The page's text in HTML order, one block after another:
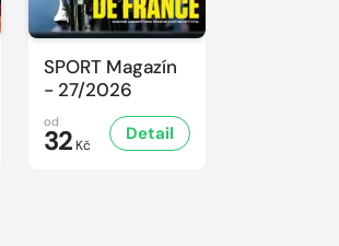
SPORT Magazín
- 27/2026
od
32 Kč
Detail